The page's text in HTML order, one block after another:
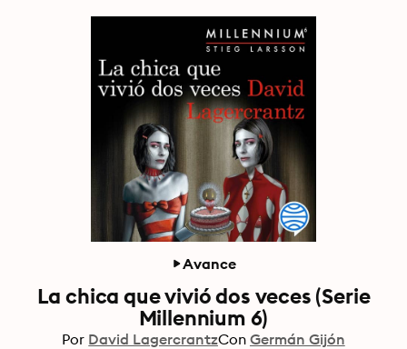
Avance
La chica que vivió dos veces (Serie
Millennium 6)
Por David LagercrantzCon Germán Gijón